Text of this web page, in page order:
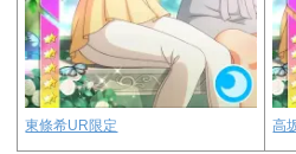
東條希UR限定 高